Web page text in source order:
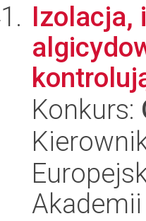
Izolacja,
Konkurs: